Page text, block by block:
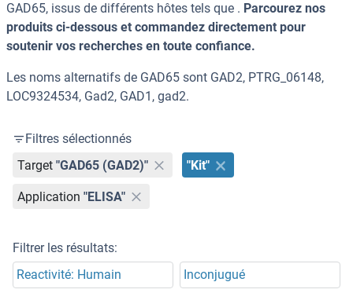
GAD65, issus de différents hôtes tels que . Parcourez nos
produits ci-dessous et commandez directement pour
soutenir vos recherches en toute confiance.
Les noms alternatifs de GAD65 sont GAD2, PTRG_06148,
LOC9324534, Gad2, GAD1, gad2.
Filtres sélectionnés
Target "GAD65 (GAD2)" "Kit"
Application "ELISA"
Filtrer les résultats:
Reactivité: Humain
Inconjugué